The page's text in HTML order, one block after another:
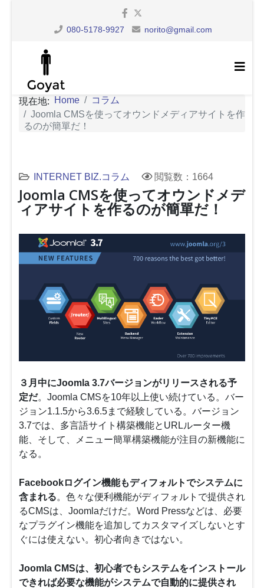
080-5178-9927 norito@gmail.com
現在地: Home
コラム
Joomla CMSを使ってオウンドメディアサイトを作
るのが簡單だ！
INTERNET BIZ.コラム 閲覧数：1664
Joomla CMSを使ってオウンドメデ
ィアサイトを作るのが簡單だ！
３月中にJoomla 3.7バージョンがリリースされる予
定だ。Joomla CMSを10年以上使い続けている。バー
ジョン1.1.5から3.6.5まで経験している。バージョン
3.7では、多言語サイト構築機能とURLルーター機
能、そして、メニュー簡單構築機能が注目の新機能に
なる。
Facebookログイン機能もディフォルトでシステムに
含まれる。色々な便利機能がディフォルトで提供され
るCMSは、Joomlaだけだ。Word Pressなどは、必要
なプラグイン機能を追加してカスタマイズしないとす
ぐには使えない。初心者向きではない。
Joomla CMSは、初心者でもシステムをインストール
できれば必要な機能がシステムで自動的に提供され